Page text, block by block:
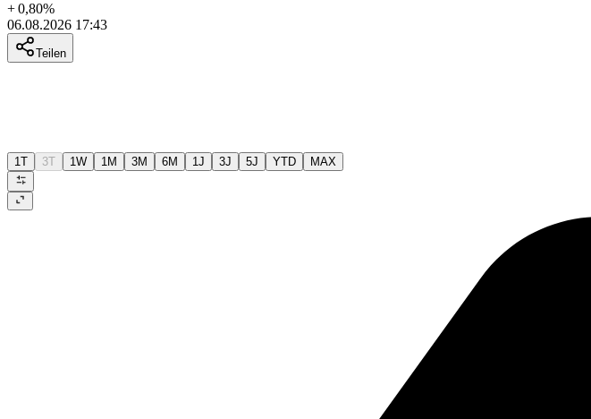
+0,80%
06.08.2026 17:43
Teilen
1T 3T 1W 1M 3M 6M 1J 3J 5J YTD MAX